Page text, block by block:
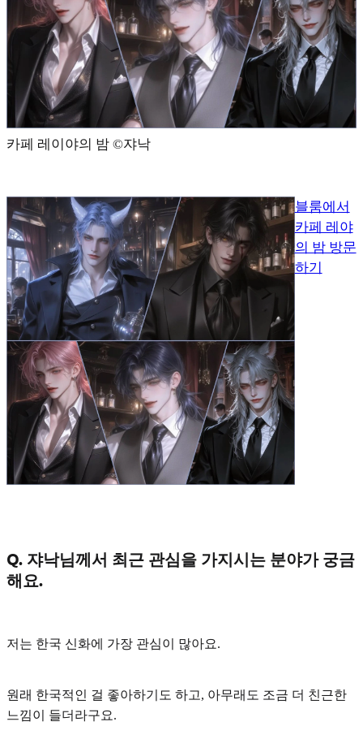
카페 레이야의 밤 ©️쟈낙
블룸에서
카페 레야
의 밤 방문
하기
Q. 쟈낙님께서 최근 관심을 가지시는 분야가 궁금
해요.
저는 한국 신화에 가장 관심이 많아요.
원래 한국적인 걸 좋아하기도 하고, 아무래도 조금 더 친근한
느낌이 들더라구요.